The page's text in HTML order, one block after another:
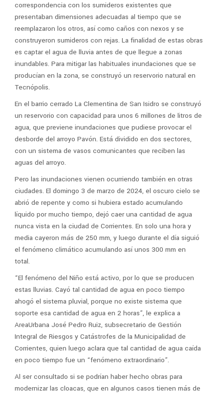
correspondencia con los sumideros existentes que
presentaban dimensiones adecuadas al tiempo que se
reemplazaron los otros, así como caños con nexos y se
construyeron sumideros con rejas. La finalidad de estas obras
es captar el agua de lluvia antes de que llegue a zonas
inundables. Para mitigar las habituales inundaciones que se
producían en la zona, se construyó un reservorio natural en
Tecnópolis.
En el barrio cerrado La Clementina de San Isidro se construyó
un reservorio con capacidad para unos 6 millones de litros de
agua, que previene inundaciones que pudiese provocar el
desborde del arroyo Pavón. Está dividido en dos sectores,
con un sistema de vasos comunicantes que reciben las
aguas del arroyo.
Pero las inundaciones vienen ocurriendo también en otras
ciudades. El domingo 3 de marzo de 2024, el oscuro cielo se
abrió de repente y como si hubiera estado acumulando
líquido por mucho tiempo, dejó caer una cantidad de agua
nunca vista en la ciudad de Corrientes. En solo una hora y
media cayeron más de 250 mm, y luego durante el día siguió
el fenómeno climático acumulando así unos 300 mm en
total.
“El fenómeno del Niño está activo, por lo que se producen
estas lluvias. Cayó tal cantidad de agua en poco tiempo
ahogó el sistema pluvial, porque no existe sistema que
soporte esa cantidad de agua en 2 horas”, le explica a
AreaUrbana José Pedro Ruiz, subsecretario de Gestión
Integral de Riesgos y Catástrofes de la Municipalidad de
Corrientes, quien luego aclara que tal cantidad de agua caída
en poco tiempo fue un “fenómeno extraordinario”.
Al ser consultado si se podrían haber hecho obras para
modernizar las cloacas, que en algunos casos tienen más de